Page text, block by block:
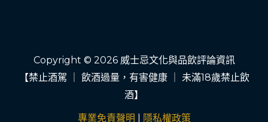
Copyright © 2026 威士忌文化與品飲評論資訊
【禁止酒駕 ｜ 飲酒過量，有害健康 ｜ 未滿18歲禁止飲
酒】
專業免責聲明 隱私權政策